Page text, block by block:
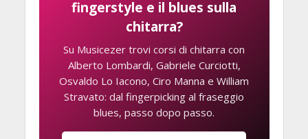
fingerstyle e il blues sulla
chitarra?
Su Musicezer trovi corsi di chitarra con
Alberto Lombardi, Gabriele Curciotti,
Osvaldo Lo Iacono, Ciro Manna e William
Stravato: dal fingerpicking al fraseggio
blues, passo dopo passo.